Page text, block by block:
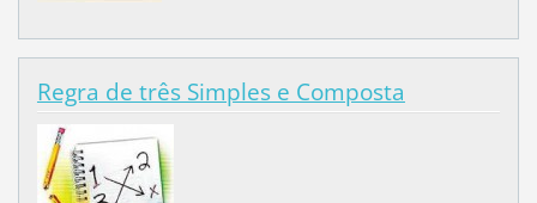
Regra de três Simples e Composta